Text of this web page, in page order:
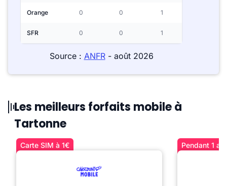
Orange 0 0 1
SFR 0 0 1
Source : ANFR- août 2026
Les meilleurs forfaits mobile à
Tartonne
Carte SIM à 1€ Pendant 1